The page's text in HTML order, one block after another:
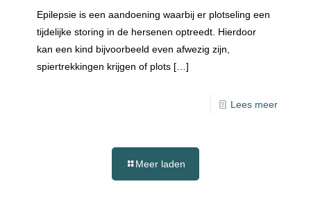
Epilepsie is een aandoening waarbij er plotseling een
tijdelijke storing in de hersenen optreedt. Hierdoor
kan een kind bijvoorbeeld even afwezig zijn,
spiertrekkingen krijgen of plots […]
Lees meer
Meer laden